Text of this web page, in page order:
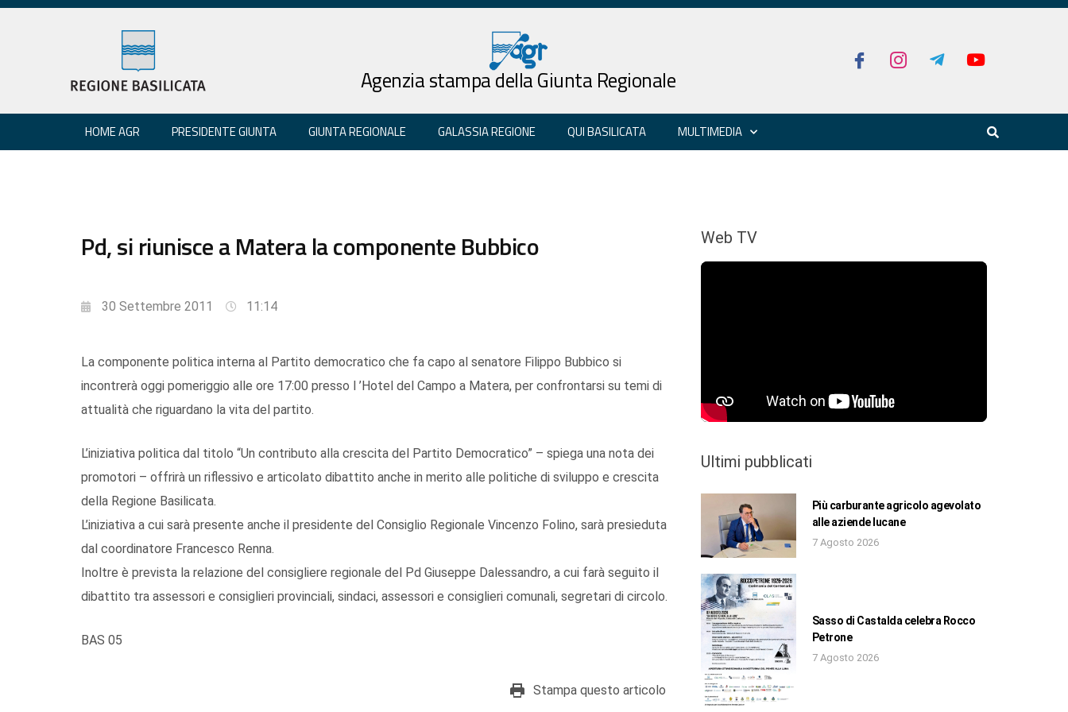
Agenzia stampa della Giunta Regionale
HOME AGR PRESIDENTE GIUNTA GIUNTA REGIONALE GALASSIA REGIONE QUI BASILICATA MULTIMEDIA
Pd, si riunisce a Matera la componente Bubbico
30 Settembre 2011 11:14
La componente politica interna al Partito democratico che fa capo al senatore Filippo Bubbico si
incontrerà oggi pomeriggio alle ore 17:00 presso l ’Hotel del Campo a Matera, per confrontarsi su temi di
attualità che riguardano la vita del partito.
L’iniziativa politica dal titolo “Un contributo alla crescita del Partito Democratico” – spiega una nota dei
promotori – offrirà un riflessivo e articolato dibattito anche in merito alle politiche di sviluppo e crescita
della Regione Basilicata.
L’iniziativa a cui sarà presente anche il presidente del Consiglio Regionale Vincenzo Folino, sarà presieduta
dal coordinatore Francesco Renna.
Inoltre è prevista la relazione del consigliere regionale del Pd Giuseppe Dalessandro, a cui farà seguito il
dibattito tra assessori e consiglieri provinciali, sindaci, assessori e consiglieri comunali, segretari di circolo.
BAS 05
Stampa questo articolo
Web TV
Ultimi pubblicati
Più carburante agricolo agevolato
alle aziende lucane
7 Agosto 2026
Sasso di Castalda celebra Rocco
Petrone
7 Agosto 2026